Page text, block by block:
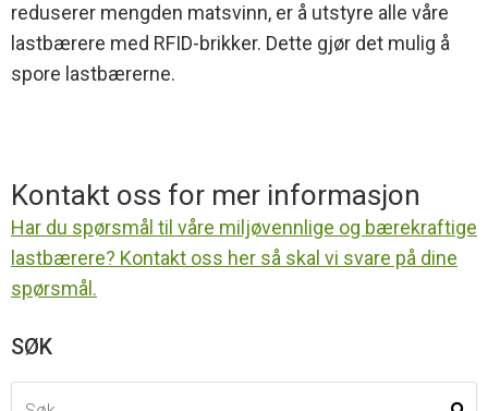
reduserer mengden matsvinn, er å utstyre alle våre
lastbærere med RFID-brikker. Dette gjør det mulig å
spore lastbærerne.
Kontakt oss for mer informasjon
Har du spørsmål til våre miljøvennlige og bærekraftige
lastbærere? Kontakt oss her så skal vi svare på dine
spørsmål.
SØK